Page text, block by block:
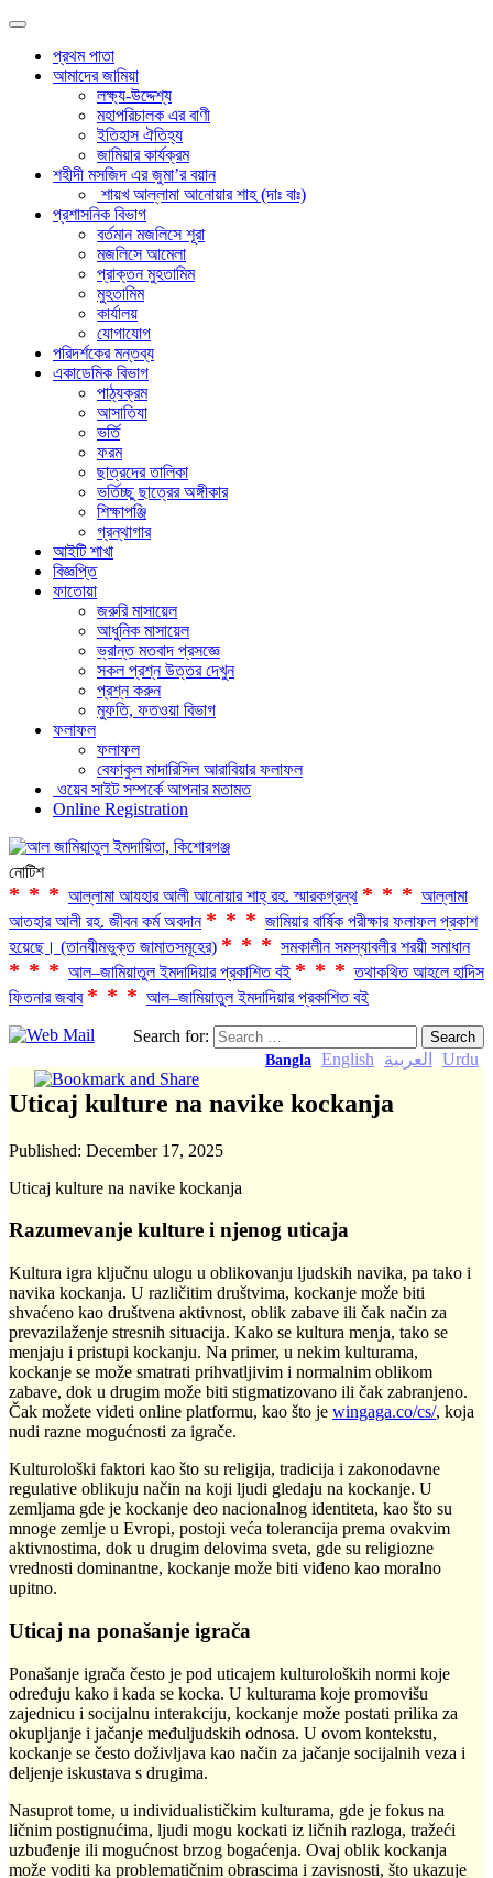
প্রথম পাতা
আমাদের জামিয়া
লক্ষ্য-উদ্দেশ্য
মহাপরিচালক এর বাণী
ইতিহাস ঐতিহ্য
জামিয়ার কার্যক্রম
শহীদী মসজিদ এর জুমা’র বয়ান
শায়খ আল্লামা আনোয়ার শাহ (দাঃ বাঃ)
প্রশাসনিক বিভাগ
বর্তমান মজলিসে শূরা
মজলিসে আমেলা
প্রাক্তন মুহতামিম
মুহতামিম
কার্যালয়
যোগাযোগ
পরিদর্শকের মন্তব্য
একাডেমিক বিভাগ
পাঠ্যক্রম
আসাতিযা
ভর্তি
ফরম
ছাত্রদের তালিকা
ভর্তিচ্ছু ছাত্রের অঙ্গীকার
শিক্ষাপঞ্জি
গ্রন্থাগার
আইটি শাখা
বিজ্ঞপ্তি
ফাতোয়া
জরুরি মাসায়েল
আধুনিক মাসায়েল
ভ্রান্ত মতবাদ প্রসজ্ঞে
সকল প্রশ্ন উত্তর দেখুন
প্রশ্ন করুন
মুফতি, ফতওয়া বিভাগ
ফলাফল
ফলাফল
বেফাকুল মাদারিসিল আরাবিয়ার ফলাফল
ওয়েব সাইট সম্পর্কে আপনার মতামত
Online Registration
নোটিশ
*** আল্লামা আযহার আলী আনোয়ার শাহ্‌ রহ. স্মারকগ্রন্থ *** আল্লামা
আতহার আলী রহ. জীবন কর্ম অবদান *** জামিয়ার বার্ষিক পরীক্ষার ফলাফল প্রকাশ
হয়েছে। (তানযীমভুক্ত জামাতসমূহের) *** সমকালীন সমস্যাবলীর শরয়ী সমাধান
*** আল–জামিয়াতুল ইমদাদিয়ার প্রকাশিত বই ***তথাকথিত আহলে হাদিস
ফিতনার জবাব *** আল–জামিয়াতুল ইমদাদিয়ার প্রকাশিত বই
Search for:
Bangla English العربية Urdu
Uticaj kulture na navike kockanja
Published: December 17, 2025
Uticaj kulture na navike kockanja
Razumevanje kulture i njenog uticaja
Kultura igra ključnu ulogu u oblikovanju ljudskih navika, pa tako i
navika kockanja. U različitim društvima, kockanje može biti
shvaćeno kao društvena aktivnost, oblik zabave ili čak način za
prevazilaženje stresnih situacija. Kako se kultura menja, tako se
menjaju i pristupi kockanju. Na primer, u nekim kulturama,
kockanje se može smatrati prihvatljivim i normalnim oblikom
zabave, dok u drugim može biti stigmatizovano ili čak zabranjeno.
Čak možete videti online platformu, kao što je wingaga.co/cs/, koja
nudi razne mogućnosti za igrače.
Kulturološki faktori kao što su religija, tradicija i zakonodavne
regulative oblikuju način na koji ljudi gledaju na kockanje. U
zemljama gde je kockanje deo nacionalnog identiteta, kao što su
mnoge zemlje u Evropi, postoji veća tolerancija prema ovakvim
aktivnostima, dok u drugim delovima sveta, gde su religiozne
vrednosti dominantne, kockanje može biti viđeno kao moralno
upitno.
Uticaj na ponašanje igrača
Ponašanje igrača često je pod uticajem kulturoloških normi koje
određuju kako i kada se kocka. U kulturama koje promovišu
zajednicu i socijalnu interakciju, kockanje može postati prilika za
okupljanje i jačanje međuljudskih odnosa. U ovom kontekstu,
kockanje se često doživljava kao način za jačanje socijalnih veza i
deljenje iskustava s drugima.
Nasuprot tome, u individualističkim kulturama, gde je fokus na
ličnim postignućima, ljudi mogu kockati iz ličnih razloga, tražeći
uzbuđenje ili mogućnost brzog bogaćenja. Ovaj oblik kockanja
može voditi ka problematičnim obrascima i zavisnosti, što ukazuje